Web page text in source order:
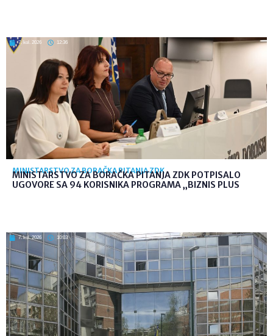
7. kol. 2026 12:36
MINISTARSTVO ZA BORAČKA PITANJA ZDK
MINISTARSTVO ZA BORAČKA PITANJA ZDK POTPISALO
UGOVORE SA 94 KORISNIKA PROGRAMA „BIZNIS PLUS
7. kol. 2026 10:03